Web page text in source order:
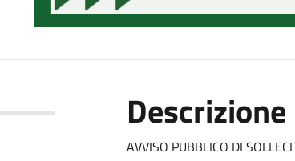
Descrizione
AVVISO PUBBLICO DI